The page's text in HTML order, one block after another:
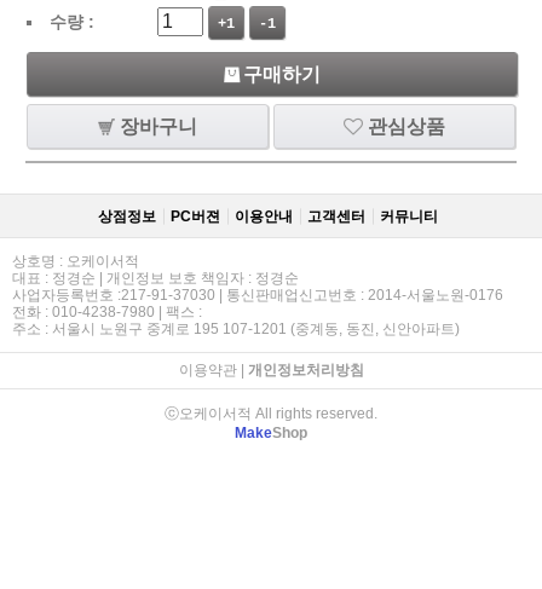
수량 :
+1 -1
구매하기
장바구니 관심상품
상점정보 PC버젼 이용안내 고객센터 커뮤니티
상호명 : 오케이서적
대표 : 정경순 | 개인정보 보호 책임자 : 정경순
사업자등록번호 :217-91-37030 | 통신판매업신고번호 : 2014-서울노원-0176
전화 : 010-4238-7980 | 팩스 :
주소 : 서울시 노원구 중계로 195 107-1201 (중계동, 동진, 신안아파트)
이용약관| 개인정보처리방침
ⓒ오케이서적 All rights reserved.
MakeShop